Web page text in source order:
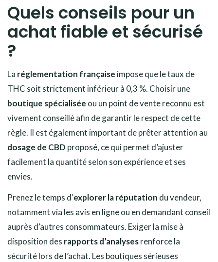
Quels conseils pour un
achat fiable et sécurisé
?
La réglementation française impose que le taux de
THC soit strictement inférieur à 0,3 %. Choisir une
boutique spécialisée ou un point de vente reconnu est
vivement conseillé afin de garantir le respect de cette
règle. Il est également important de prêter attention au
dosage de CBD proposé, ce qui permet d’ajuster
facilement la quantité selon son expérience et ses
envies.
Prenez le temps d’explorer la réputation du vendeur,
notamment via les avis en ligne ou en demandant conseil
auprès d’autres consommateurs. Exiger la mise à
disposition des rapports d’analysesrenforce la
sécurité lors de l’achat. Les boutiques sérieuses